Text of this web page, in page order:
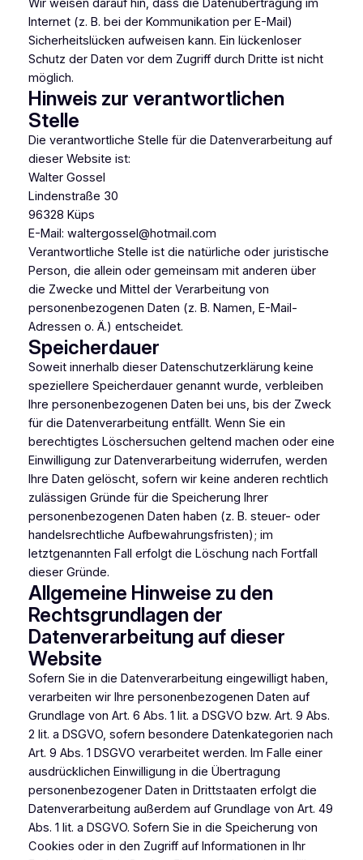
Wir weisen darauf hin, dass die Datenübertragung im
Internet (z. B. bei der Kommunikation per E-Mail)
Sicherheitslücken aufweisen kann. Ein lückenloser
Schutz der Daten vor dem Zugriff durch Dritte ist nicht
möglich.
Hinweis zur verantwortlichen
Stelle
Die verantwortliche Stelle für die Datenverarbeitung auf
dieser Website ist:
Walter Gossel
Lindenstraße 30
96328 Küps
E-Mail: waltergossel@hotmail.com
Verantwortliche Stelle ist die natürliche oder juristische
Person, die allein oder gemeinsam mit anderen über
die Zwecke und Mittel der Verarbeitung von
personenbezogenen Daten (z. B. Namen, E-Mail-
Adressen o. Ä.) entscheidet.
Speicherdauer
Soweit innerhalb dieser Datenschutzerklärung keine
speziellere Speicherdauer genannt wurde, verbleiben
Ihre personenbezogenen Daten bei uns, bis der Zweck
für die Datenverarbeitung entfällt. Wenn Sie ein
berechtigtes Löschersuchen geltend machen oder eine
Einwilligung zur Datenverarbeitung widerrufen, werden
Ihre Daten gelöscht, sofern wir keine anderen rechtlich
zulässigen Gründe für die Speicherung Ihrer
personenbezogenen Daten haben (z. B. steuer- oder
handelsrechtliche Aufbewahrungsfristen); im
letztgenannten Fall erfolgt die Löschung nach Fortfall
dieser Gründe.
Allgemeine Hinweise zu den
Rechtsgrundlagen der
Datenverarbeitung auf dieser
Website
Sofern Sie in die Datenverarbeitung eingewilligt haben,
verarbeiten wir Ihre personenbezogenen Daten auf
Grundlage von Art. 6 Abs. 1 lit. a DSGVO bzw. Art. 9 Abs.
2 lit. a DSGVO, sofern besondere Datenkategorien nach
Art. 9 Abs. 1 DSGVO verarbeitet werden. Im Falle einer
ausdrücklichen Einwilligung in die Übertragung
personenbezogener Daten in Drittstaaten erfolgt die
Datenverarbeitung außerdem auf Grundlage von Art. 49
Abs. 1 lit. a DSGVO. Sofern Sie in die Speicherung von
Cookies oder in den Zugriff auf Informationen in Ihr